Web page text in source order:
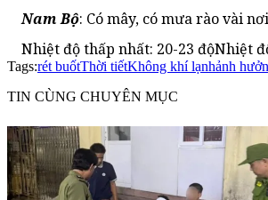
Nam Bộ: Có mây, có mưa rào vài
Nhiệt độ thấp nhất: 20-23 độNhiệt
Tags:rét buốtThời tiếtKhông khí lạnhảnh
TIN CÙNG CHUYÊN MỤC